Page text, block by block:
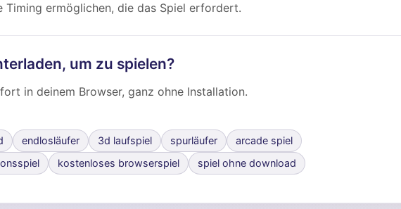
Timing ermöglichen, die das Spiel erfordert.
um zu spielen?
in deinem Browser, ganz ohne Installation.
endlosläufer 3d laufspiel spurläufer
arcade spiel
kostenloses browserspiel spiel ohne download